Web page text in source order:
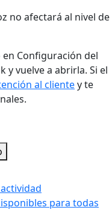
no afectará al nivel de
Configuración del
y vuelve a abrirla. Si el
al clientey te
para todas